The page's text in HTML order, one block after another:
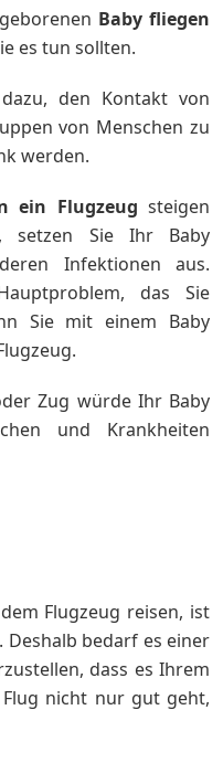
Baby fliegen
es tun sollten.
den Kontakt von
von Menschen zu
werden.
ein Flugzeug steigen
setzen Sie Ihr Baby
Infektionen aus.
das Sie
Sie mit einem Baby
Zug würde Ihr Baby
und Krankheiten
Flugzeug reisen, ist
Deshalb bedarf es einer
dass es Ihrem
nicht nur gut geht,